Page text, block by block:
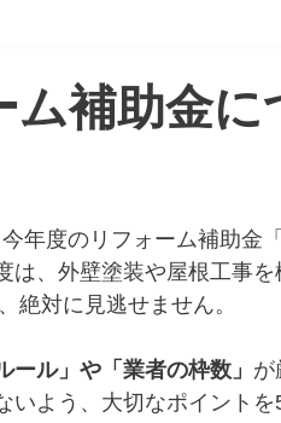
補助金に
年度のリフォーム補助金
、外壁塗装や屋根工事を
絶対に見逃せません。
ール」や「業者の枠数」 が
よう、大切なポイント